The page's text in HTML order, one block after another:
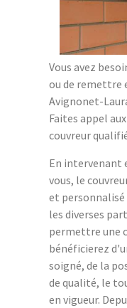
Vous avez
ou de remettre
Avignonet-
Faites appel
couvreur
En intervenant
vous, le
et
les diverses
permettre une
bénéficierez
soigné, de la
de qualité, le
en vigueur.